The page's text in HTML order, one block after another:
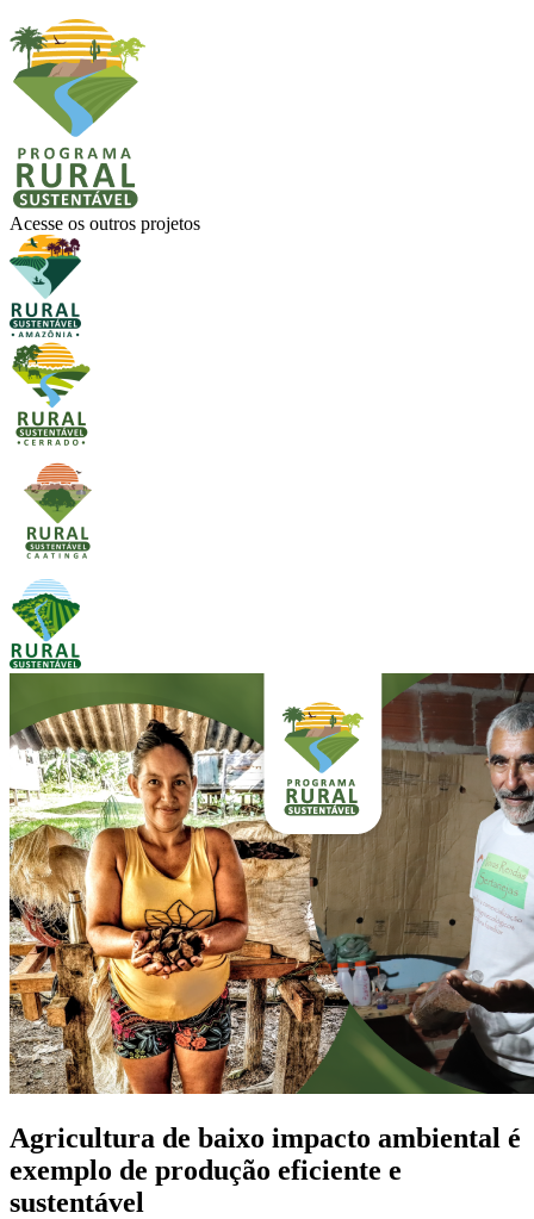
Acesse os outros projetos
Agricultura de baixo impacto ambiental é
exemplo de produção eficiente e
sustentável